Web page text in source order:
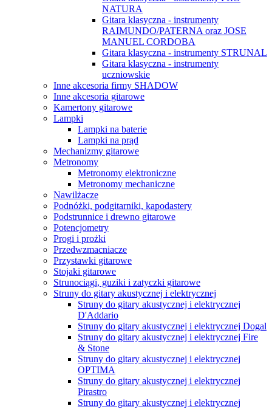
NATURA
Gitara klasyczna - instrumenty
RAIMUNDO/PATERNA oraz JOSE
MANUEL CORDOBA
Gitara klasyczna - instrumenty STRUNAL
Gitara klasyczna - instrumenty
uczniowskie
Inne akcesoria firmy SHADOW
Inne akcesoria gitarowe
Kamertony gitarowe
Lampki
Lampki na baterie
Lampki na prąd
Mechanizmy gitarowe
Metronomy
Metronomy elektroniczne
Metronomy mechaniczne
Nawilżacze
Podnóżki, podgitarniki, kapodastery
Podstrunnice i drewno gitarowe
Potencjometry
Progi i prożki
Przedwzmacniacze
Przystawki gitarowe
Stojaki gitarowe
Strunociągi, guziki i zatyczki gitarowe
Struny do gitary akustycznej i elektrycznej
Struny do gitary akustycznej i elektrycznej
D'Addario
Struny do gitary akustycznej i elektrycznej Dogal
Struny do gitary akustycznej i elektrycznej Fire
& Stone
Struny do gitary akustycznej i elektrycznej
OPTIMA
Struny do gitary akustycznej i elektrycznej
Pirastro
Struny do gitary akustycznej i elektrycznej